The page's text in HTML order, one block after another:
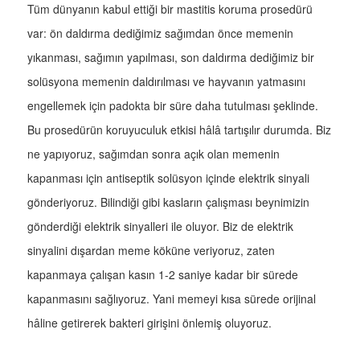
Tüm dünyanın kabul ettiği bir mastitis koruma prosedürü
var: ön daldırma dediğimiz sağımdan önce memenin
yıkanması, sağımın yapılması, son daldırma dediğimiz bir
solüsyona memenin daldırılması ve hayvanın yatmasını
engellemek için padokta bir süre daha tutulması şeklinde.
Bu prosedürün koruyuculuk etkisi hâlâ tartışılır durumda. Biz
ne yapıyoruz, sağımdan sonra açık olan memenin
kapanması için antiseptik solüsyon içinde elektrik sinyali
gönderiyoruz. Bilindiği gibi kasların çalışması beynimizin
gönderdiği elektrik sinyalleri ile oluyor. Biz de elektrik
sinyalini dışardan meme köküne veriyoruz, zaten
kapanmaya çalışan kasın 1-2 saniye kadar bir sürede
kapanmasını sağlıyoruz. Yani memeyi kısa sürede orijinal
hâline getirerek bakteri girişini önlemiş oluyoruz.